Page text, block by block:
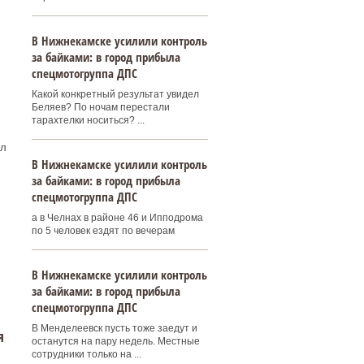
В Нижнекамске усилили контроль
за байками: в город прибыла
спецмотогруппа ДПС
Какой конкретный результат увидел
Беляев? По ночам перестали
тарахтелки носиться? ...
В Нижнекамске усилили контроль
за байками: в город прибыла
спецмотогруппа ДПС
а в Челнах в районе 46 и Ипподрома
по 5 человек ездят по вечерам
В Нижнекамске усилили контроль
за байками: в город прибыла
спецмотогруппа ДПС
В Менделеевск пусть тоже заедут и
останутся на пару недель. Местные
сотрудники только на ...